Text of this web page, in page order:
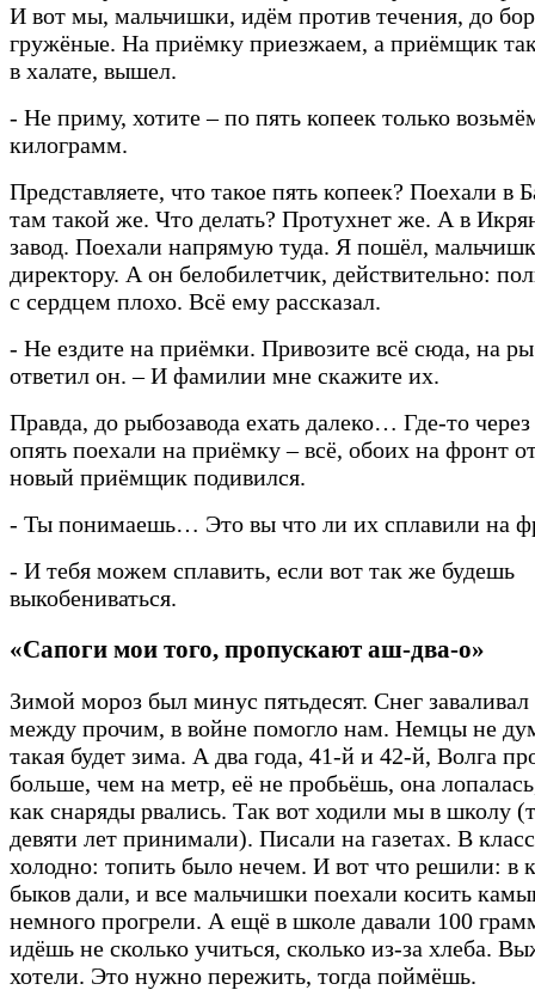
И вот мы, мальчишки, идём против течения, до
гружёные. На приёмку приезжаем, а приёмщик
в халате, вышел.
- Не приму, хотите – по пять копеек только
килограмм.
Представляете, что такое пять копеек? Поехали в
там такой же. Что делать? Протухнет же. А в
завод. Поехали напрямую туда. Я пошёл,
директору. А он белобилетчик, действительно:
с сердцем плохо. Всё ему рассказал.
- Не ездите на приёмки. Привозите всё сюда, на
ответил он. – И фамилии мне скажите их.
Правда, до рыбозавода ехать далеко… Где-то
опять поехали на приёмку – всё, обоих на фронт
новый приёмщик подивился.
- Ты понимаешь… Это вы что ли их сплавили на
- И тебя можем сплавить, если вот так же будешь
выкобениваться.
«Сапоги мои того, пропускают аш-два-о»
Зимой мороз был минус пятьдесят. Снег
между прочим, в войне помогло нам. Немцы не
такая будет зима. А два года, 41-й и 42-й, Волга
больше, чем на метр, её не пробьёшь, она
как снаряды рвались. Так вот ходили мы в школу
девяти лет принимали). Писали на газетах. В
холодно: топить было нечем. И вот что решили: в
быков дали, и все мальчишки поехали косить
немного прогрели. А ещё в школе давали 100
идёшь не сколько учиться, сколько из-за хлеба.
хотели. Это нужно пережить, тогда поймёшь.